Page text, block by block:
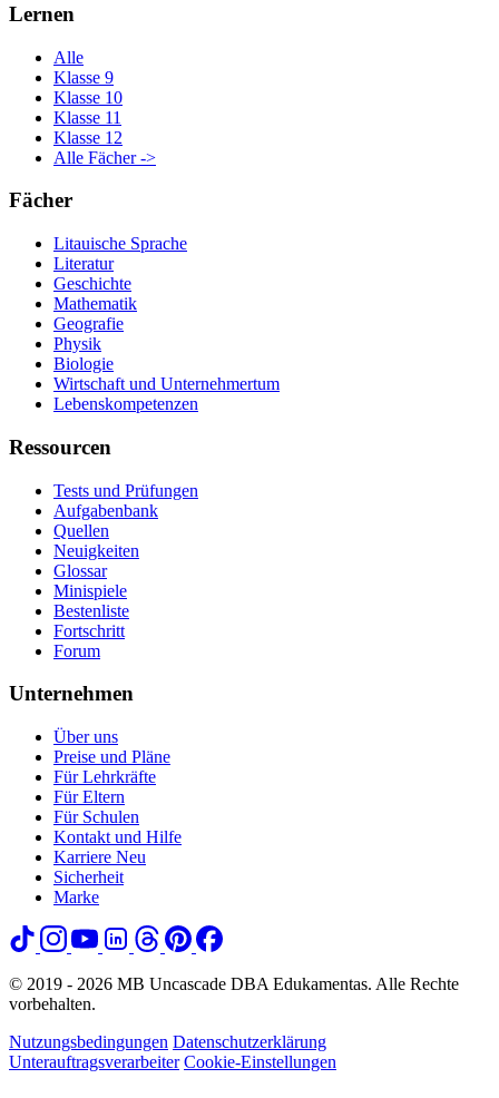
Lernen
Alle
Klasse 9
Klasse 10
Klasse 11
Klasse 12
Alle Fächer ->
Fächer
Litauische Sprache
Literatur
Geschichte
Mathematik
Geografie
Physik
Biologie
Wirtschaft und Unternehmertum
Lebenskompetenzen
Ressourcen
Tests und Prüfungen
Aufgabenbank
Quellen
Neuigkeiten
Glossar
Minispiele
Bestenliste
Fortschritt
Forum
Unternehmen
Über uns
Preise und Pläne
Für Lehrkräfte
Für Eltern
Für Schulen
Kontakt und Hilfe
Karriere Neu
Sicherheit
Marke
© 2019 - 2026 MB Uncascade DBA Edukamentas. Alle Rechte
vorbehalten.
Nutzungsbedingungen Datenschutzerklärung
Unterauftragsverarbeiter Cookie-Einstellungen